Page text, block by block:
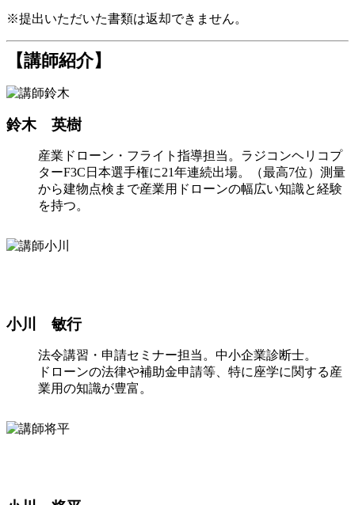
※提出いただいた書類は返却できません。
【講師紹介】
鈴木 英樹
産業ドローン・フライト指導担当。ラジコンヘリコプ
ターF3C日本選手権に21年連続出場。（最高7位）測量
から建物点検まで産業用ドローンの幅広い知識と経験
を持つ。
小川 敏行
法令講習・申請セミナー担当。中小企業診断士。
ドローンの法律や補助金申請等、特に座学に関する産
業用の知識が豊富。